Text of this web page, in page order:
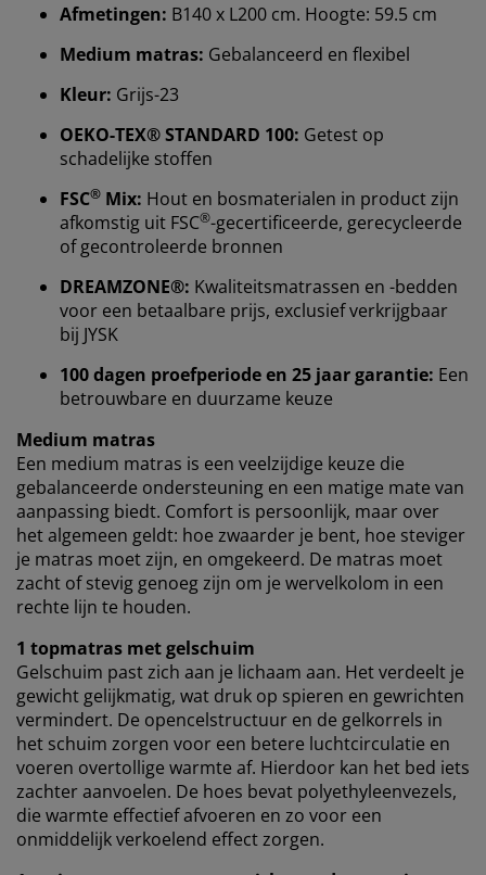
Afmetingen: B140 x L200 cm. Hoogte: 59.5 cm
Medium matras: Gebalanceerd en flexibel
Kleur: Grijs-23
OEKO-TEX® STANDARD 100: Getest op
schadelijke stoffen
FSC® Mix: Hout en bosmaterialen in product zijn
afkomstig uit FSC®-gecertificeerde, gerecycleerde
of gecontroleerde bronnen
DREAMZONE®: Kwaliteitsmatrassen en -bedden
voor een betaalbare prijs, exclusief verkrijgbaar
bij JYSK
100 dagen proefperiode en 25 jaar garantie: Een
betrouwbare en duurzame keuze
Medium matras
Een medium matras is een veelzijdige keuze die
gebalanceerde ondersteuning en een matige mate van
aanpassing biedt. Comfort is persoonlijk, maar over
het algemeen geldt: hoe zwaarder je bent, hoe steviger
je matras moet zijn, en omgekeerd. De matras moet
zacht of stevig genoeg zijn om je wervelkolom in een
rechte lijn te houden.
1 topmatras met gelschuim
Gelschuim past zich aan je lichaam aan. Het verdeelt je
gewicht gelijkmatig, wat druk op spieren en gewrichten
vermindert. De opencelstructuur en de gelkorrels in
het schuim zorgen voor een betere luchtcirculatie en
voeren overtollige warmte af. Hierdoor kan het bed iets
zachter aanvoelen. De hoes bevat polyethyleenvezels,
die warmte effectief afvoeren en zo voor een
onmiddelijk verkoelend effect zorgen.
Wij personaliseren jouw ervaring
Bij JYSK gebruiken we cookies en mobiele
tijdens het bezoeken van onze website. Cookies
verzamelen informatie over jou om functionaliteit,
statistieken en relevante marketing te waarborgen.
Wanneer je marketingcookies accepteert, delen we je
browsergegevens met marketingpartners (zoals
Google, Meta en Tiktok) voor gepersonaliseerde en
vaste advertenties. Je kunt meer lezen over de
doeleinden via ''Aanpassen'' en je toestemming op elk
moment intrekken door op het cookie-icoontje te
klikken. Door op ''Alles accepteren'' te klikken, ga je
akkoord met alle drie de doeleinden. Lees meer over
onzeverzameling en verwerking van
persoonsgegevensen onscookiebeleid.